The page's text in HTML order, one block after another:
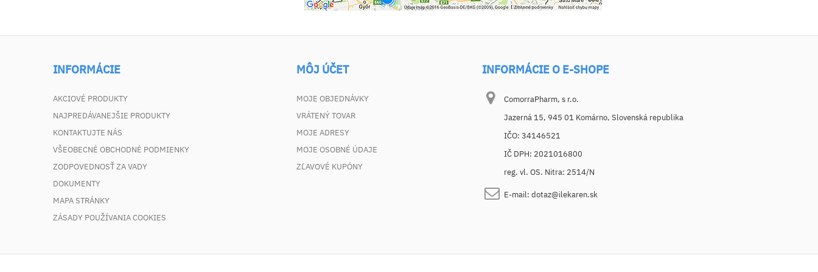
INFORMÁCIE
AKCIOVÉ PRODUKTY
NAJPREDÁVANEJŠIE PRODUKTY
KONTAKTUJTE NÁS
VŠEOBECNÉ OBCHODNÉ PODMIENKY
ZODPOVEDNOSŤ ZA VADY
DOKUMENTY
MAPA STRÁNKY
ZÁSADY POUŽÍVANIA COOKIES
MÔJ ÚČET
MOJE OBJEDNÁVKY
VRÁTENÝ TOVAR
MOJE ADRESY
MOJE OSOBNÉ ÚDAJE
ZĽAVOVÉ KUPÓNY
INFORMÁCIE O E-SHOPE
ComorraPharm, s r.o.
Jazerná 15, 945 01 Komárno, Slovenská republika
IČO: 34146521
IČ DPH: 2021016800
reg. vl. OS. Nitra: 2514/N
E-mail: dotaz@ilekaren.sk